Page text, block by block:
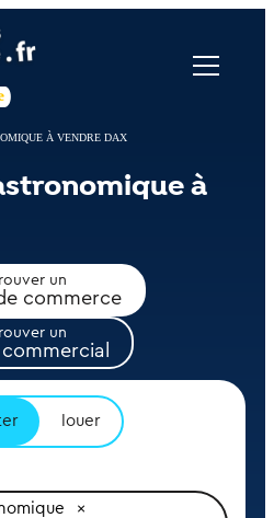
À VENDRE DAX
à
un
commerce
un
louer